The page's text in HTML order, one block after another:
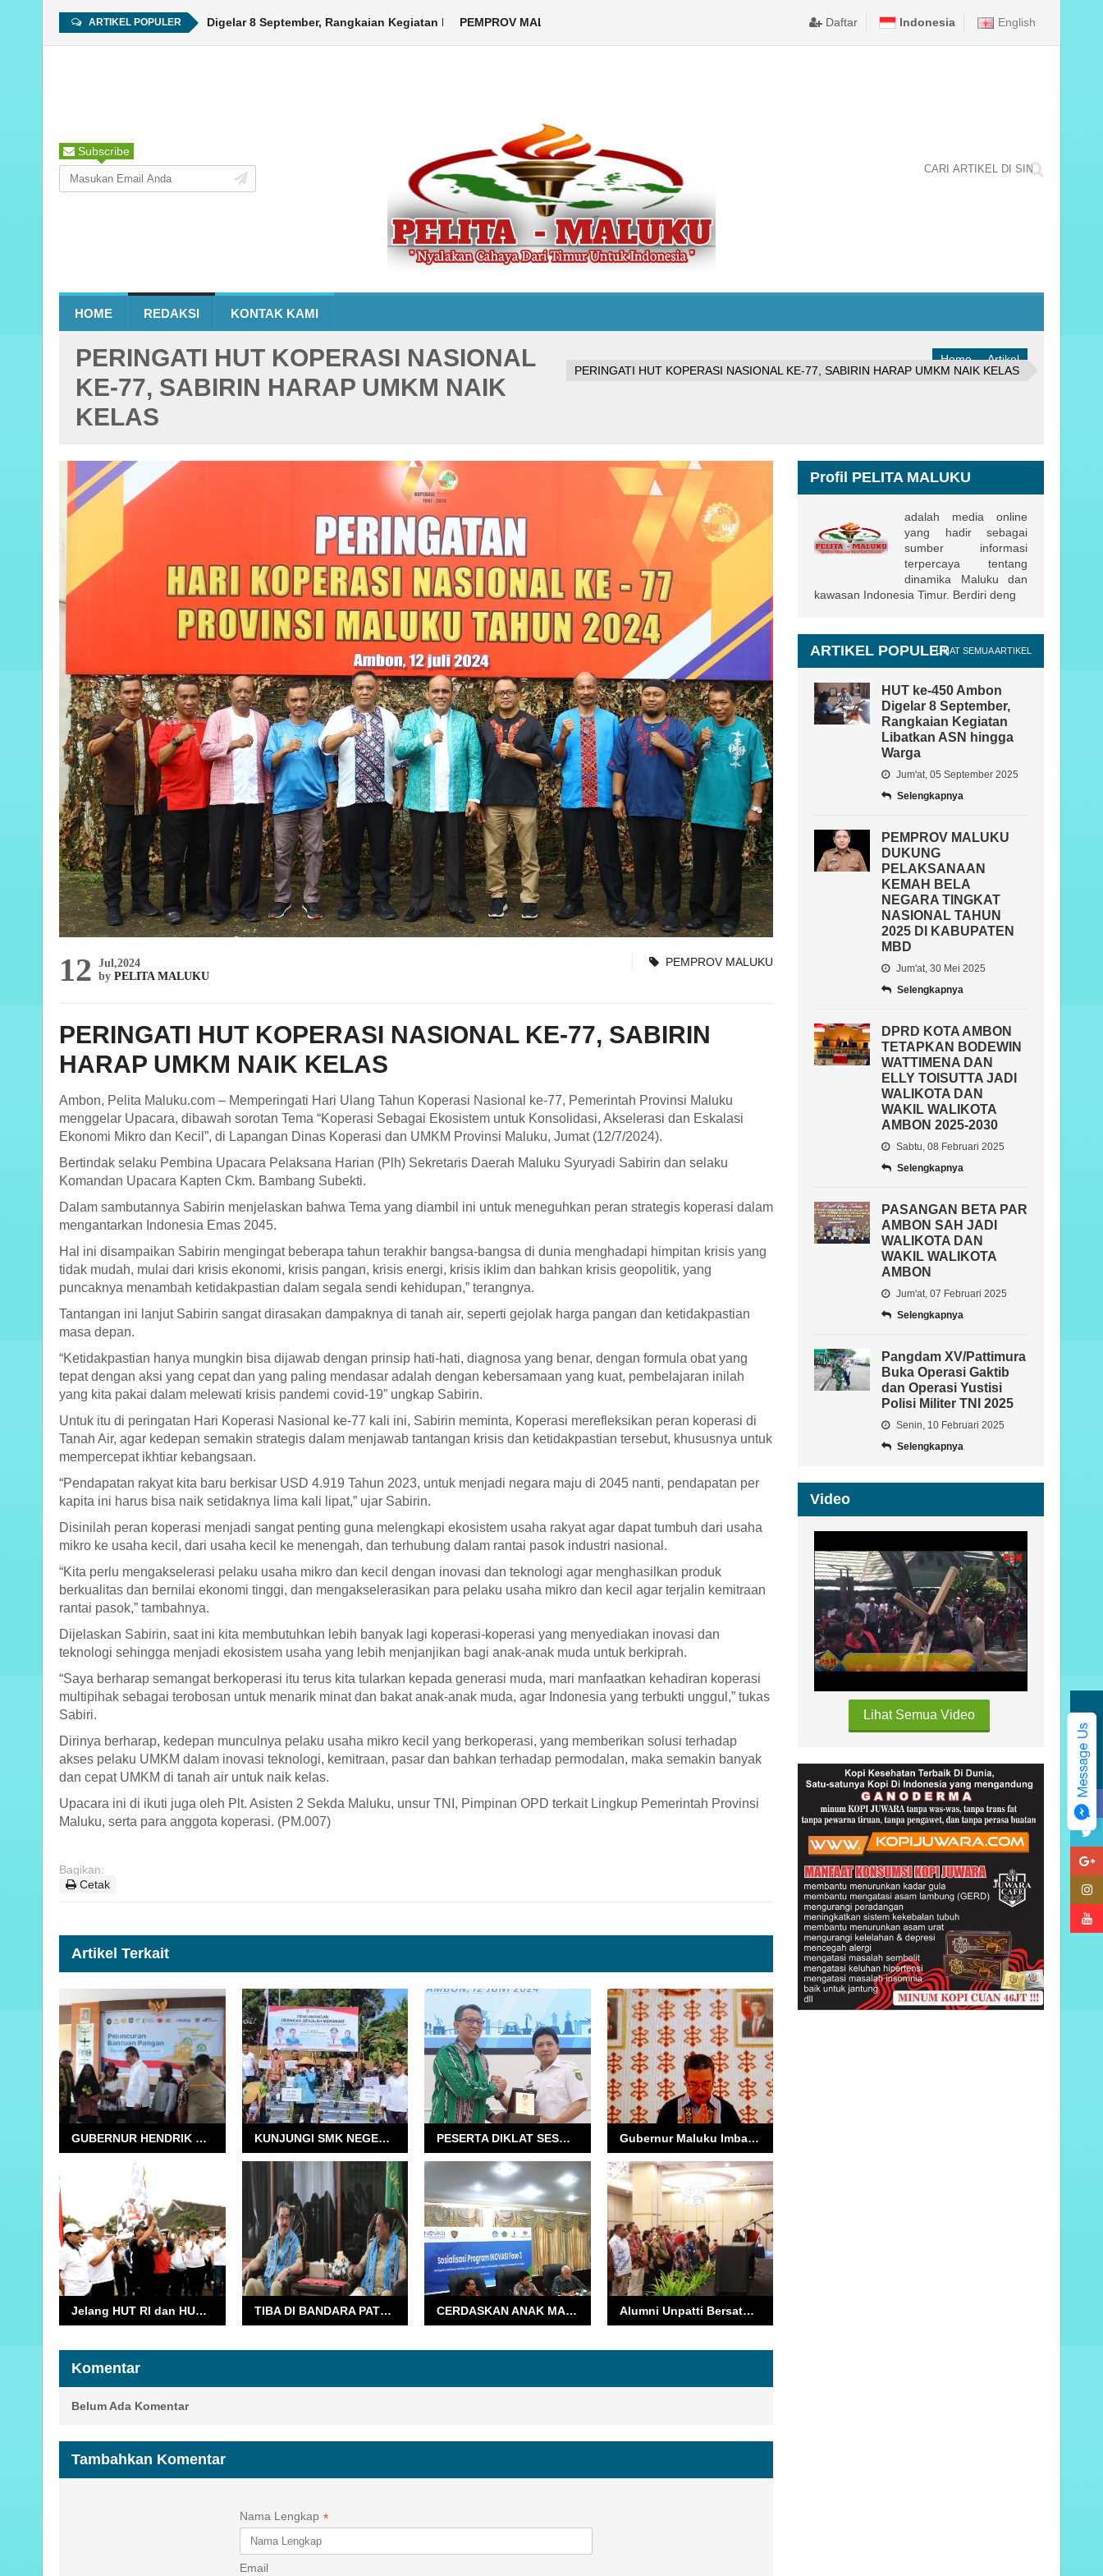
ARTIKEL POPULER
HUT ke-450 Ambon Digelar 8 September, Rangkaian Kegiatan Libatkan ASN hingga Warga Ambon,Pelita Maluku.com – Pemerintah Kota Ambon memastikan puncak perayaan Hari Ulang
PEMPROV MALUKU DUKUNG PELAKSANAAN KEMAH BELA NEGARA TINGKAT NASIONAL TAHUN 2025 DI KABUPATEN
DPRD KOTA AMBON TETAPKAN BODEWIN
Daftar Indonesia English
Subscribe
HOME REDAKSI KONTAK KAMI
PERINGATI HUT KOPERASI NASIONAL
KE-77, SABIRIN HARAP UMKM NAIK
KELAS
Home
Artikel
PERINGATI HUT KOPERASI NASIONAL KE-77, SABIRIN HARAP UMKM NAIK KELAS
12 Jul,2024
by PELITA MALUKU
PEMPROV MALUKU
PERINGATI HUT KOPERASI NASIONAL KE-77, SABIRIN
HARAP UMKM NAIK KELAS
Ambon, Pelita Maluku.com – Memperingati Hari Ulang Tahun Koperasi Nasional ke-77, Pemerintah Provinsi Maluku
menggelar Upacara, dibawah sorotan Tema “Koperasi Sebagai Ekosistem untuk Konsolidasi, Akselerasi dan Eskalasi
Ekonomi Mikro dan Kecil”, di Lapangan Dinas Koperasi dan UMKM Provinsi Maluku, Jumat (12/7/2024).
Bertindak selaku Pembina Upacara Pelaksana Harian (Plh) Sekretaris Daerah Maluku Syuryadi Sabirin dan selaku
Komandan Upacara Kapten Ckm. Bambang Subekti.
Dalam sambutannya Sabirin menjelaskan bahwa Tema yang diambil ini untuk meneguhkan peran strategis koperasi dalam
mengantarkan Indonesia Emas 2045.
Hal ini disampaikan Sabirin mengingat beberapa tahun terakhir bangsa-bangsa di dunia menghadapi himpitan krisis yang
tidak mudah, mulai dari krisis ekonomi, krisis pangan, krisis energi, krisis iklim dan bahkan krisis geopolitik, yang
puncaknya menambah ketidakpastian dalam segala sendi kehidupan,” terangnya.
Tantangan ini lanjut Sabirin sangat dirasakan dampaknya di tanah air, seperti gejolak harga pangan dan ketidakpastian
masa depan.
“Ketidakpastian hanya mungkin bisa dijawab dengan prinsip hati-hati, diagnosa yang benar, dengan formula obat yang
tepat dengan aksi yang cepat dan yang paling mendasar adalah dengan kebersamaan yang kuat, pembelajaran inilah
yang kita pakai dalam melewati krisis pandemi covid-19” ungkap Sabirin.
Untuk itu di peringatan Hari Koperasi Nasional ke-77 kali ini, Sabirin meminta, Koperasi merefleksikan peran koperasi di
Tanah Air, agar kedepan semakin strategis dalam menjawab tantangan krisis dan ketidakpastian tersebut, khususnya untuk
mempercepat ikhtiar kebangsaan.
“Pendapatan rakyat kita baru berkisar USD 4.919 Tahun 2023, untuk menjadi negara maju di 2045 nanti, pendapatan per
kapita ini harus bisa naik setidaknya lima kali lipat,” ujar Sabirin.
Disinilah peran koperasi menjadi sangat penting guna melengkapi ekosistem usaha rakyat agar dapat tumbuh dari usaha
mikro ke usaha kecil, dari usaha kecil ke menengah, dan terhubung dalam rantai pasok industri nasional.
“Kita perlu mengakselerasi pelaku usaha mikro dan kecil dengan inovasi dan teknologi agar menghasilkan produk
berkualitas dan bernilai ekonomi tinggi, dan mengakselerasikan para pelaku usaha mikro dan kecil agar terjalin kemitraan
rantai pasok,” tambahnya.
Dijelaskan Sabirin, saat ini kita membutuhkan lebih banyak lagi koperasi-koperasi yang menyediakan inovasi dan
teknologi sehingga menjadi ekosistem usaha yang lebih menjanjikan bagi anak-anak muda untuk berkiprah.
“Saya berharap semangat berkoperasi itu terus kita tularkan kepada generasi muda, mari manfaatkan kehadiran koperasi
multipihak sebagai terobosan untuk menarik minat dan bakat anak-anak muda, agar Indonesia yang terbukti unggul,” tukas
Sabiri.
Dirinya berharap, kedepan munculnya pelaku usaha mikro kecil yang berkoperasi, yang memberikan solusi terhadap
akses pelaku UMKM dalam inovasi teknologi, kemitraan, pasar dan bahkan terhadap permodalan, maka semakin banyak
dan cepat UMKM di tanah air untuk naik kelas.
Upacara ini di ikuti juga oleh Plt. Asisten 2 Sekda Maluku, unsur TNI, Pimpinan OPD terkait Lingkup Pemerintah Provinsi
Maluku, serta para anggota koperasi. (PM.007)
Bagikan:
Cetak
Artikel Terkait
GUBERNUR HENDRIK LEWERISSA LUNCURKAN BANTUAN PANGAN UNTUK 123.522 KELUARGA DI MALUKU KUNJUNGI SMK NEGERI PERTANIAN PEMBANGUNAN, GUBERNUR TANAM CABAI PESERTA DIKLAT SESDILU JADI AGEN PEMBANGUNAN MALUKU Gubernur Maluku Imbau Warga Jaga Kondisi Aman dan Sampaikan Aspirasi Sesuai Hukum
Jelang HUT RI dan HUT Provinsi, Pemprov Maluku Gelar Jalan Sehat dan Senam Bersama TIBA DI BANDARA PATTIMURA, LEWERISSA-VANATH KOMPAK MENUJU KANTOR GUBERNUR MALUKU CERDASKAN ANAK MALUKU, PEMPROV MALUKU KERJASAMA DENGAN PEMERINTAH AUSTRALIA Alumni Unpatti Bersatu, Sadali Ie Pimpin IKAPATTI 2025–2029
Komentar
Belum Ada Komentar
Tambahkan Komentar
Nama Lengkap *
Email
Profil PELITA MALUKU
adalah media online
yang hadir sebagai
sumber informasi
terpercaya tentang
dinamika Maluku dan
kawasan Indonesia Timur. Berdiri deng
ARTIKEL POPULERLIHAT SEMUA ARTIKEL
HUT ke-450 Ambon
Digelar 8 September,
Rangkaian Kegiatan
Libatkan ASN hingga
Warga
Jum'at, 05 September 2025
Selengkapnya
PEMPROV MALUKU
DUKUNG
PELAKSANAAN
KEMAH BELA
NEGARA TINGKAT
NASIONAL TAHUN
2025 DI KABUPATEN
MBD
Jum'at, 30 Mei 2025
Selengkapnya
DPRD KOTA AMBON
TETAPKAN BODEWIN
WATTIMENA DAN
ELLY TOISUTTA JADI
WALIKOTA DAN
WAKIL WALIKOTA
AMBON 2025-2030
Sabtu, 08 Februari 2025
Selengkapnya
PASANGAN BETA PAR
AMBON SAH JADI
WALIKOTA DAN
WAKIL WALIKOTA
AMBON
Jum'at, 07 Februari 2025
Selengkapnya
Pangdam XV/Pattimura
Buka Operasi Gaktib
dan Operasi Yustisi
Polisi Militer TNI 2025
Senin, 10 Februari 2025
Selengkapnya
Video
Lihat Semua Video
Kategori